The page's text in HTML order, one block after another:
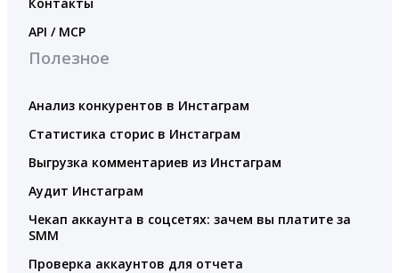
API / MCP
Полезное
Анализ конкурентов в Инстаграм
Статистика сторис в Инстаграм
Выгрузка комментариев из Инстаграм
Аудит Инстаграм
Чекап аккаунта в соцсетях: зачем вы платите за
SMM
Проверка аккаунтов для отчета